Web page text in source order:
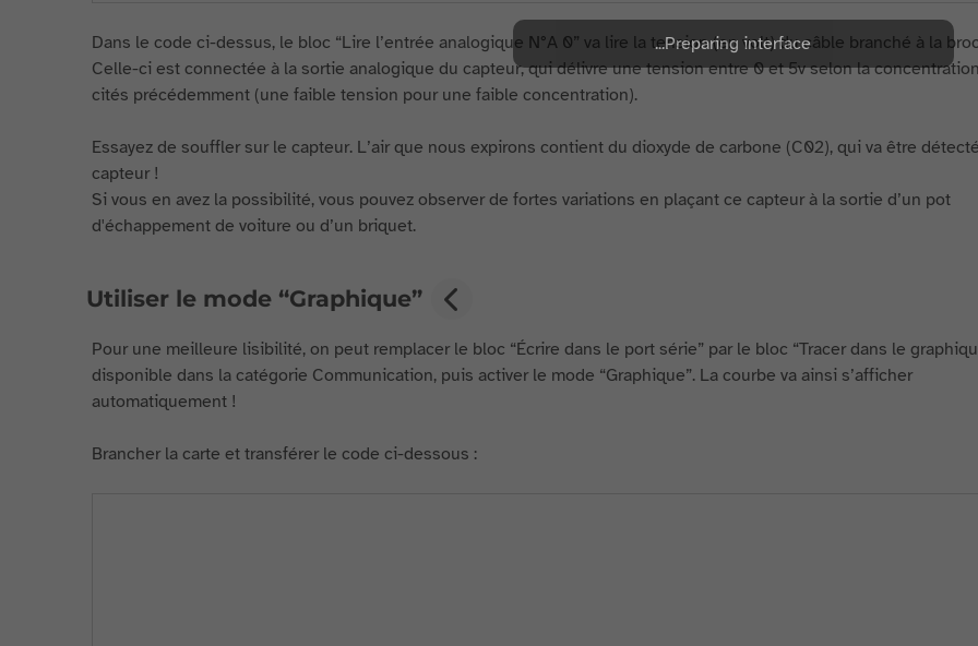
Dans le code ci-dessus, le bloc “Lire l’entrée analogique N°A 0” va lire la tension (en volt) du câble branché à la
Celle-ci est connectée à la sortie analogique du capteur, qui délivre une tension entre 0 et 5v selon la
cités précédemment (une faible tension pour une faible concentration).
Essayez de souffler sur le capteur. L’air que nous expirons contient du dioxyde de carbone (C02), qui va être
capteur !
Si vous en avez la possibilité, vous pouvez observer de fortes variations en plaçant ce capteur à la sortie d’un pot
d'échappement de voiture ou d’un briquet.
Utiliser le mode “Graphique”
Pour une meilleure lisibilité, on peut remplacer le bloc “Écrire dans le port série” par le bloc “Tracer dans le
disponible dans la catégorie Communication, puis activer le mode “Graphique”. La courbe va ainsi s’afficher
automatiquement !
Brancher la carte et transférer le code ci-dessous :
Preparing interface...